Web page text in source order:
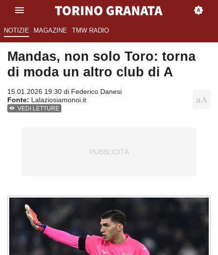
NOTIZIE MAGAZINE TMW RADIO
Mandas, non solo Toro: torna
di moda un altro club di A
15.01.2026 19:30 di Federico Danesi
Fonte: Lalaziosiamonoi.it
VEDI LETTURE